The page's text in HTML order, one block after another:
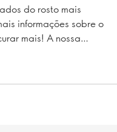
do rosto mais
informações sobre o
mais! A nossa
Caroline
mais